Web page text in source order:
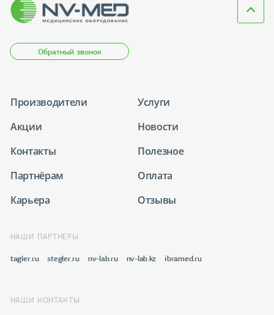
Обратный звонок
Производители
Услуги
Акции
Новости
Контакты
Полезное
Партнёрам
Оплата
Карьера
Отзывы
НАШИ ПАРТНЕРЫ
tagler.ru stegler.ru nv-lab.ru nv-lab.kz ibramed.ru
НАШИ КОНТАКТЫ